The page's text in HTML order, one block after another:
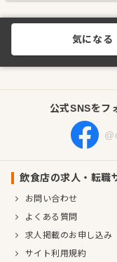
気になる
公式SNSをフ
飲食店の求人・転職
お問い合わせ
よくある質問
求人掲載のお申し込み
サイト利用規約